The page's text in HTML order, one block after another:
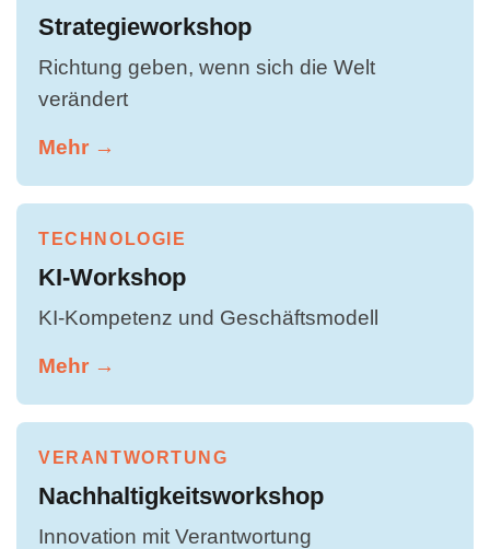
Strategieworkshop
Richtung geben, wenn sich die Welt
verändert
Mehr →
TECHNOLOGIE
KI-Workshop
KI-Kompetenz und Geschäftsmodell
Mehr →
VERANTWORTUNG
Nachhaltigkeitsworkshop
Innovation mit Verantwortung